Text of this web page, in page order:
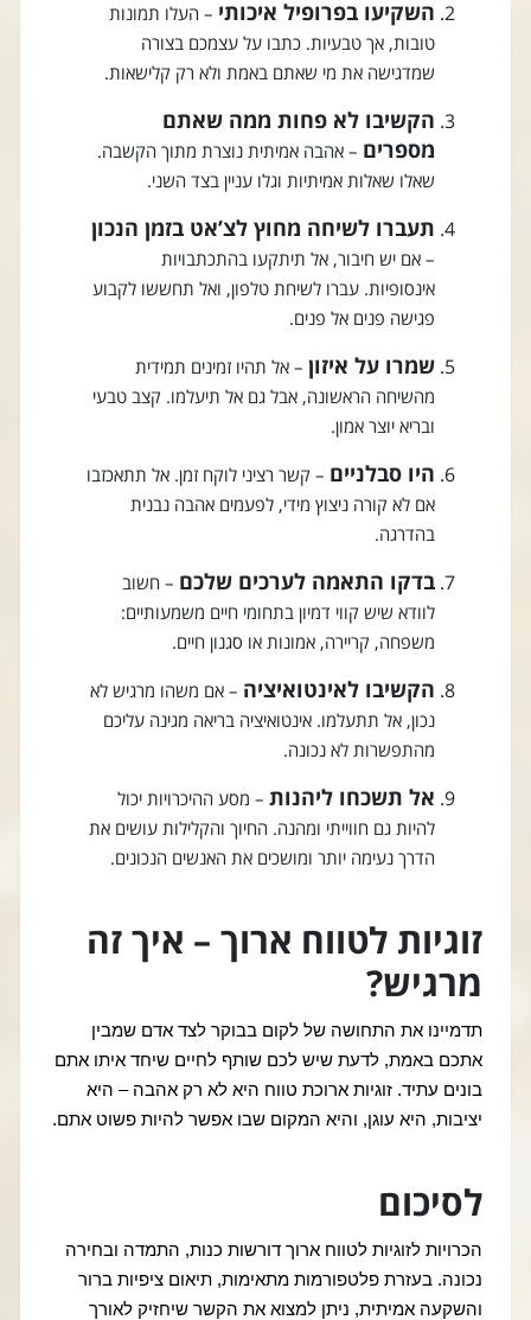
השקיעו בפרופיל איכותי – העלו תמונות
טובות, אך טבעיות. כתבו על עצמכם בצורה
שמדגישה את מי שאתם באמת ולא רק קלישאות.
הקשיבו לא פחות ממה שאתם
מספרים – אהבה אמיתית נוצרת מתוך הקשבה.
שאלו שאלות אמיתיות וגלו עניין בצד השני.
תעברו לשיחה מחוץ לצ’אט בזמן הנכון
– אם יש חיבור, אל תיתקעו בהתכתבויות
אינסופיות. עברו לשיחת טלפון, ואל תחששו לקבוע
פגישה פנים אל פנים.
שמרו על איזון – אל תהיו זמינים תמידית
מהשיחה הראשונה, אבל גם אל תיעלמו. קצב טבעי
ובריא יוצר אמון.
היו סבלניים – קשר רציני לוקח זמן. אל תתאכזבו
אם לא קורה ניצוץ מידי, לפעמים אהבה נבנית
בהדרגה.
בדקו התאמה לערכים שלכם – חשוב
לוודא שיש קווי דמיון בתחומי חיים משמעותיים:
משפחה, קריירה, אמונות או סגנון חיים.
הקשיבו לאינטואיציה – אם משהו מרגיש לא
נכון, אל תתעלמו. אינטואיציה בריאה מגינה עליכם
מהתפשרות לא נכונה.
אל תשכחו ליהנות – מסע ההיכרויות יכול
להיות גם חווייתי ומהנה. החיוך והקלילות עושים את
הדרך נעימה יותר ומושכים את האנשים הנכונים.
זוגיות לטווח ארוך – איך זה
מרגיש?
תדמיינו את התחושה של לקום בבוקר לצד אדם שמבין
אתכם באמת, לדעת שיש לכם שותף לחיים שיחד איתו אתם
בונים עתיד. זוגיות ארוכת טווח היא לא רק אהבה – היא
יציבות, היא עוגן, והיא המקום שבו אפשר להיות פשוט אתם.
לסיכום
הכרויות לזוגיות לטווח ארוך דורשות כנות, התמדה ובחירה
נכונה. בעזרת פלטפורמות מתאימות, תיאום ציפיות ברור
והשקעה אמיתית, ניתן למצוא את הקשר שיחזיק לאורך